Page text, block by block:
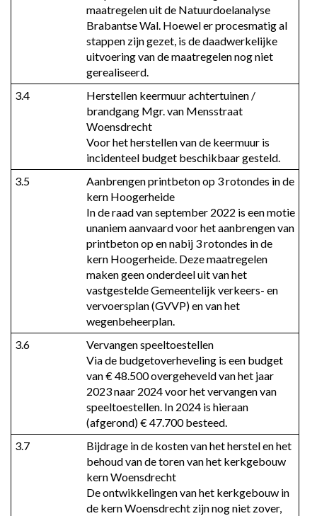
maatregelen uit de Natuurdoelanalyse
Brabantse Wal. Hoewel er procesmatig al
stappen zijn gezet, is de daadwerkelijke
uitvoering van de maatregelen nog niet
gerealiseerd.
3.4
Herstellen keermuur achtertuinen /
brandgang Mgr. van Mensstraat
Woensdrecht
Voor het herstellen van de keermuur is
incidenteel budget beschikbaar gesteld.
3.5
Aanbrengen printbeton op 3 rotondes in de
kern Hoogerheide
In de raad van september 2022 is een motie
unaniem aanvaard voor het aanbrengen van
printbeton op en nabij 3 rotondes in de
kern Hoogerheide. Deze maatregelen
maken geen onderdeel uit van het
vastgestelde Gemeentelijk verkeers- en
vervoersplan (GVVP) en van het
wegenbeheerplan.
3.6
Vervangen speeltoestellen
Via de budgetoverheveling is een budget
van € 48.500 overgeheveld van het jaar
2023 naar 2024 voor het vervangen van
speeltoestellen. In 2024 is hieraan
(afgerond) € 47.700 besteed.
3.7
Bijdrage in de kosten van het herstel en het
behoud van de toren van het kerkgebouw
kern Woensdrecht
De ontwikkelingen van het kerkgebouw in
de kern Woensdrecht zijn nog niet zover,